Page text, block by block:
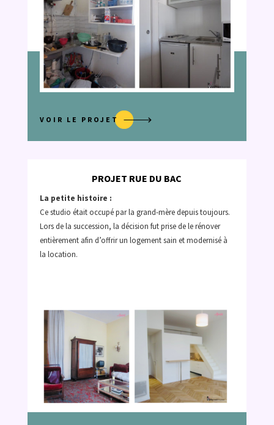
VOIR LE PROJET
PROJET RUE DU BAC
La petite histoire :
Ce studio était occupé par la grand-mère depuis toujours.
Lors de la succession, la décision fut prise de le rénover
entièrement afin d’offrir un logement sain et modernisé à
la location.